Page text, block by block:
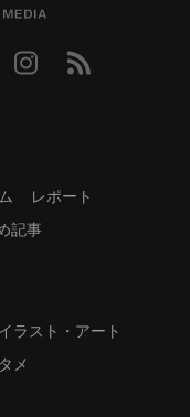
レポート
記事
イラスト・アート
メ